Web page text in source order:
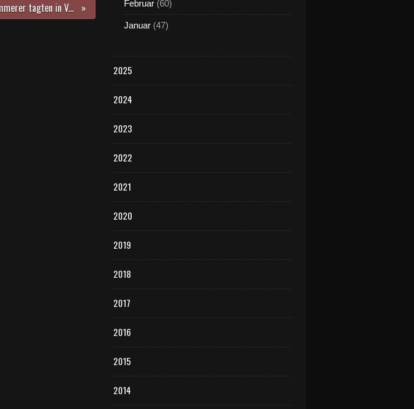
Unterfränkische Kämmerer tagten in Veitshöchheim - Andreas Weber löst Karl-Heinz Pilsl als Vorsitzender ab Februar (60)
Januar (47)
2025
2024
2023
2022
2021
2020
2019
2018
2017
2016
2015
2014